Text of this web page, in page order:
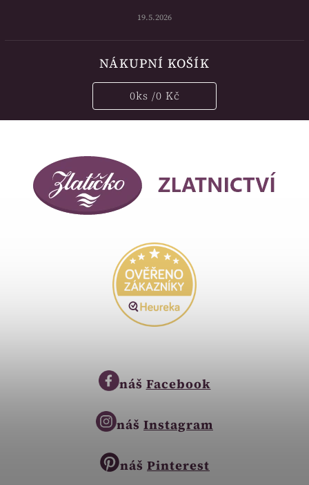
19.5.2026
NÁKUPNÍ KOŠÍK
0ks /0 Kč
náš Facebook
náš Instagram
náš Pinterest